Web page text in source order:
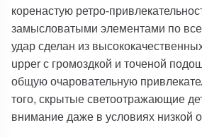
коренастую ретро-
замысловатыми элементами по
удар сделан из
upper с громоздкой и точеной
общую очаровательную
того, скрытые светоотражающие
внимание даже в условиях низкой